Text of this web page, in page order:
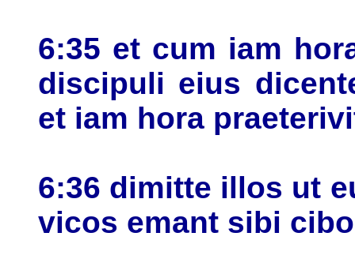
6:35 et cum iam
discipuli eius
et iam hora
6:36 dimitte illos ut
vicos emant sibi